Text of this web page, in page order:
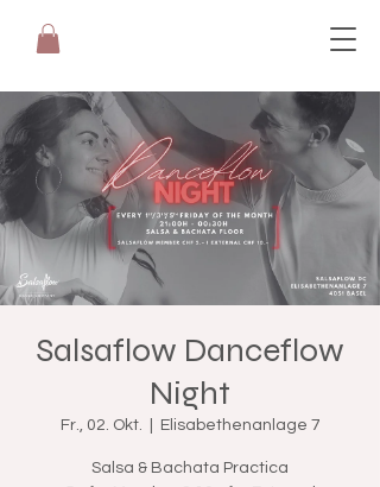
Salsaflow Danceflow
Night
Fr., 02. Okt. Elisabethenanlage 7
Salsa & Bachata Practica